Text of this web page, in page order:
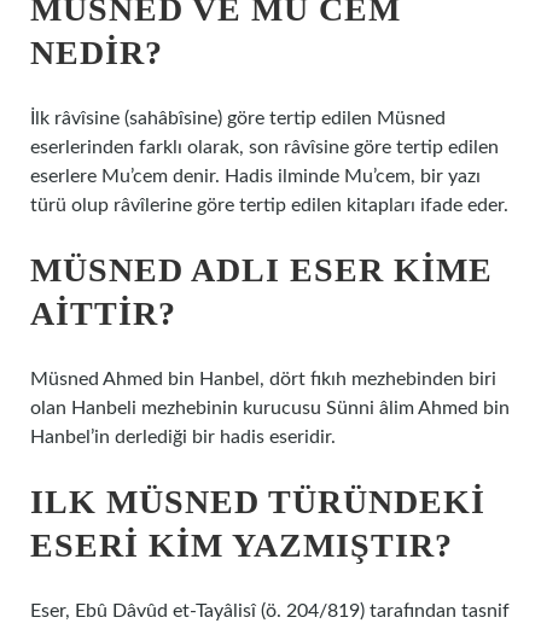
MÜSNED VE MU CEM
NEDIR?
İlk râvîsine (sahâbîsine) göre tertip edilen Müsned
eserlerinden farklı olarak, son râvîsine göre tertip edilen
eserlere Mu’cem denir. Hadis ilminde Mu’cem, bir yazı
türü olup râvîlerine göre tertip edilen kitapları ifade eder.
MÜSNED ADLI ESER KIME
AITTIR?
Müsned Ahmed bin Hanbel, dört fıkıh mezhebinden biri
olan Hanbeli mezhebinin kurucusu Sünni âlim Ahmed bin
Hanbel’in derlediği bir hadis eseridir.
ILK MÜSNED TÜRÜNDEKI
ESERI KIM YAZMIŞTIR?
Eser, Ebû Dâvûd et-Tayâlisî (ö. 204/819) tarafından tasnif